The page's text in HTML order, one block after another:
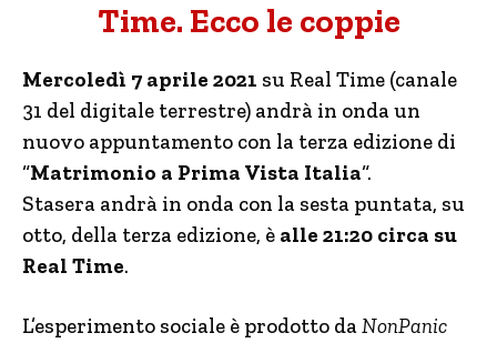
Time. Ecco le coppie
Mercoledì 7 aprile 2021 su Real Time (canale
31 del digitale terrestre) andrà in onda un
nuovo appuntamento con la terza edizione di
“Matrimonio a Prima Vista Italia“.
Stasera andrà in onda con la sesta puntata, su
otto, della terza edizione, è alle 21:20 circa su
Real Time.
L’esperimento sociale è prodotto daNonPanic